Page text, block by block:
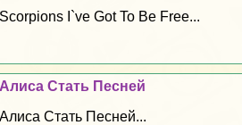
Scorpions I`ve Got To Be Free...
Алиса Стать Песней
Алиса Стать Песней...